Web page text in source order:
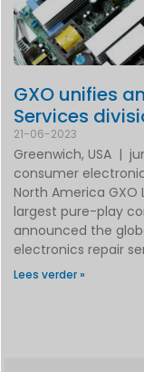
GXO unifies
Services
21-06-2023
Greenwich, USA |
consumer
North America GXO
largest pure-play
announced the
electronics repair
Lees verder »